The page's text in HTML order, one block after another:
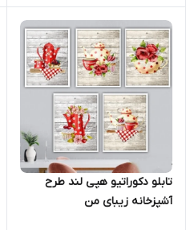
تابلو دکوراتیو هپی لند طرح
آشپزخانه زیبای من